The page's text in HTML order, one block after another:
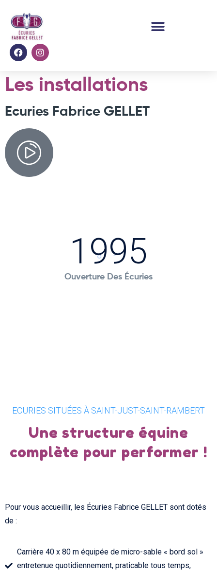
Les installations
Ecuries Fabrice GELLET
1995
Ouverture Des Écuries
ECURIES SITUÉES À SAINT-JUST-SAINT-RAMBERT
Une structure équine
complète pour performer !
Pour vous accueillir, les Écuries Fabrice GELLET sont dotés
de :
Carrière 40 x 80 m équipée de micro-sable « bord sol »
entretenue quotidiennement, praticable tous temps,